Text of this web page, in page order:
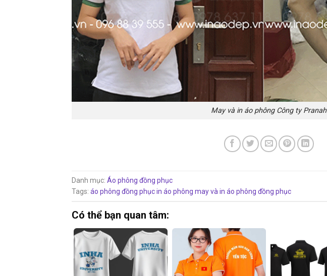
May và in áo phông Công ty Pranah
Danh mục: Áo phông đồng phục
Tags: áo phông đồng phụcin áo phông may và in áo phông đồng phục
Có thể bạn quan tâm: